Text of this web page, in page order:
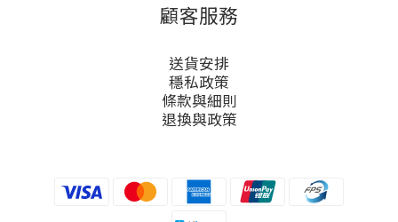
顧客服務
送貨安排
穩私政策
條款與細則
退換與政策